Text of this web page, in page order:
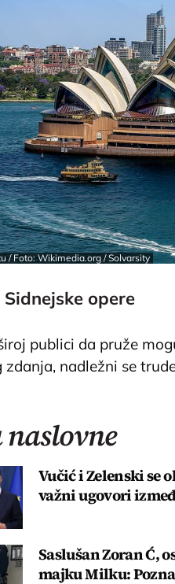
/ Foto: Wikimedia.org / Solvarsity
opere
publici da pruže
zdanja, nadležni se
naslovne
Vučić i Zelenski se
važni ugovori
Saslušan Zoran Ć,
majku Milku: